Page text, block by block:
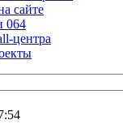
сайте
064
центра